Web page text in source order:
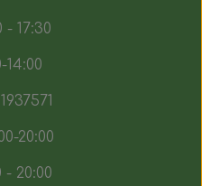
- 17:30
14:00
20:00
- 20:00